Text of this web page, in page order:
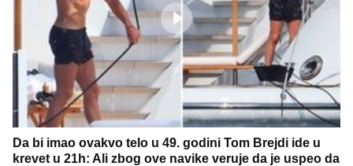
Da bi imao ovakvo telo u 49. godini Tom Brejdi ide u
krevet u 21h: Ali zbog ove navike veruje da je uspeo da